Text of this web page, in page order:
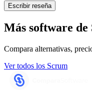
Escribir reseña
Más software de
Compara alternativas,
Ver todos los Scrum